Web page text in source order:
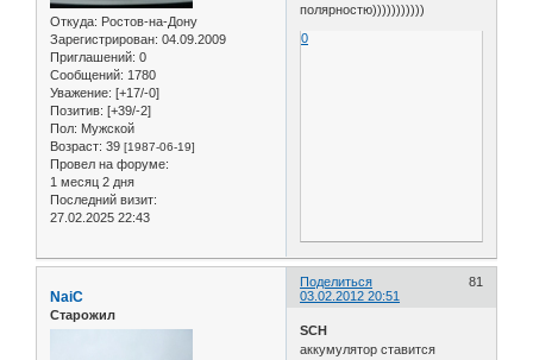
Откуда: Ростов-на-Дону
Зарегистрирован: 04.09.2009
Приглашений: 0
Сообщений: 1780
Уважение: [+17/-0]
Позитив: [+39/-2]
Пол: Мужской
Возраст: 39 [1987-06-19]
Провел на форуме:
1 месяц 2 дня
Последний визит:
27.02.2025 22:43
полярностю)))))))))))
0
Поделиться
81
03.02.2012 20:51
NaiC
Старожил
SCH
аккумулятор ставится